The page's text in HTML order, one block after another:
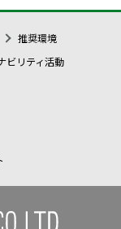
推奨環境
ビリティ活動